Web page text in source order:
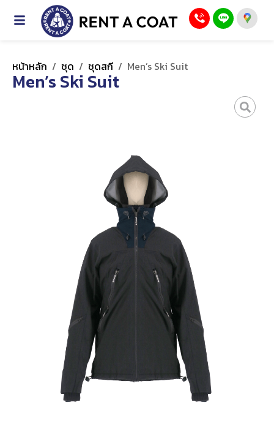
หน้าหลัก / ชุด / ชุดสกี / Men’s Ski Suit
Men’s Ski Suit